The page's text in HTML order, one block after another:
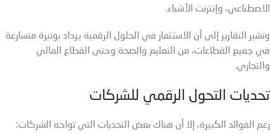
الاصطناعي، وإنترنت الأشياء.
وتشير التقارير إلى أن الاستثمار في الحلول الرقمية يزداد بوتيرة متسارعة
في جميع القطاعات، من التعليم والصحة وحتى القطاع المالي
والتجاري.
تحديات التحول الرقمي للشركات
رغم الفوائد الكبيرة، إلا أن هناك بعض التحديات التي تواجه الشركات: